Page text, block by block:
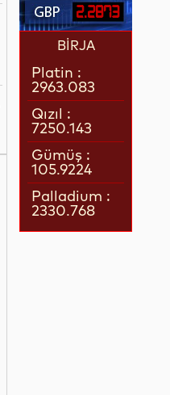
2.2873
BİRJA
Platin :
2963.083
Qızıl :
7250.143
Gümüş :
105.9224
Palladium :
2330.768